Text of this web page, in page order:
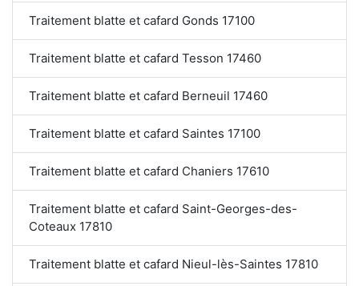
Traitement blatte et cafard Gonds 17100
Traitement blatte et cafard Tesson 17460
Traitement blatte et cafard Berneuil 17460
Traitement blatte et cafard Saintes 17100
Traitement blatte et cafard Chaniers 17610
Traitement blatte et cafard Saint-Georges-des-
Coteaux 17810
Traitement blatte et cafard Nieul-lès-Saintes 17810